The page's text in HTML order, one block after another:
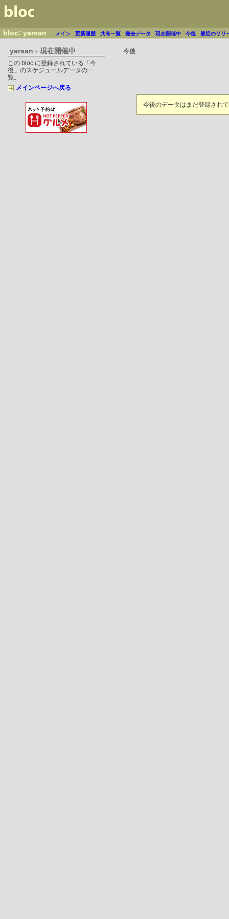
bloc: yarsan メイン -更新履歴 -共有一覧 -過去データ -現在開催中 -今後 -最近のリリ
yarsan - 現在開催中
この bloc に登録されている「今
後」のスケジュールデータの一
覧。
メインページへ戻る
今後
今後のデータはまだ登録され